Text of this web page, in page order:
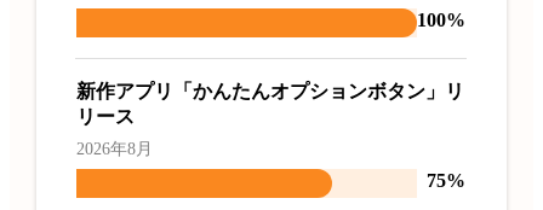
100%
新作アプリ「かんたんオプションボタン」リ
リース
2026年8月
75%